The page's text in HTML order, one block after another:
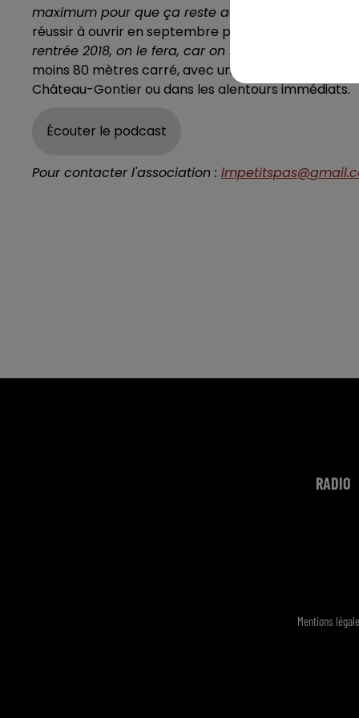
maximum pour que ça reste accessible à tout le
réussir à ouvrir en septembre prochain comme
rentrée 2018, on le fera, car on n’a toujours pas
moins 80 mètres carré, avec un espace extérieur,
Château-Gontier ou dans les alentours immédiats.
Écouter le podcast
Pour contacter l'association :
RADIO
Mentions